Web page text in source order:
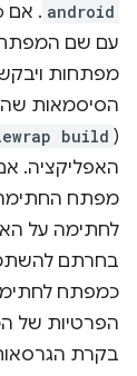
android
עם שם המפתח
מפתחות
(
build
לחתימה על
כמפתח
הפרטיות של
בקרת